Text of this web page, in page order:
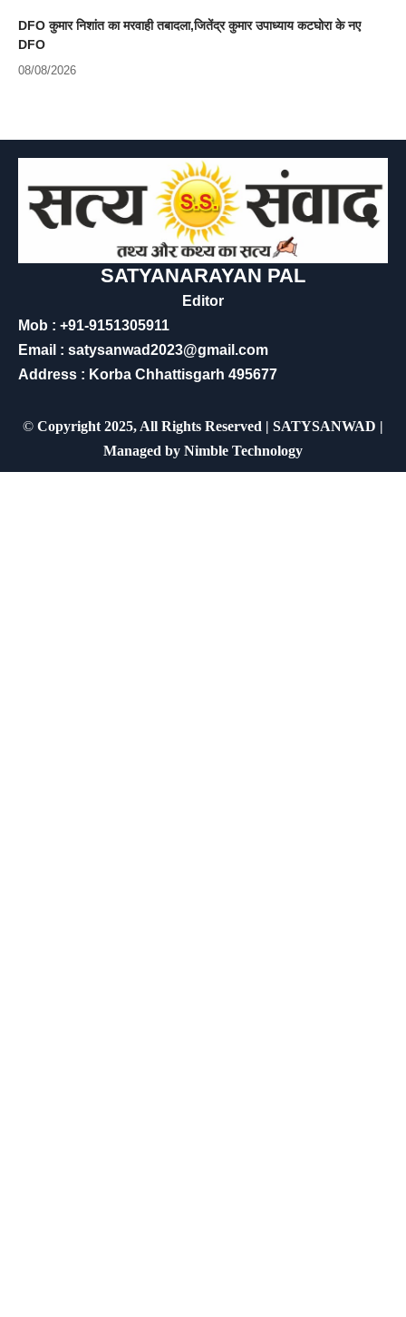
DFO कुमार निशांत का मरवाही तबादला,जितेंद्र कुमार उपाध्याय कटघोरा के नए
DFO
08/08/2026
SATYANARAYAN PAL
Editor
Mob : +91-9151305911
Email : satysanwad2023@gmail.com
Address : Korba Chhattisgarh 495677
© Copyright 2025, All Rights Reserved | SATYSANWAD |
Managed by Nimble Technology